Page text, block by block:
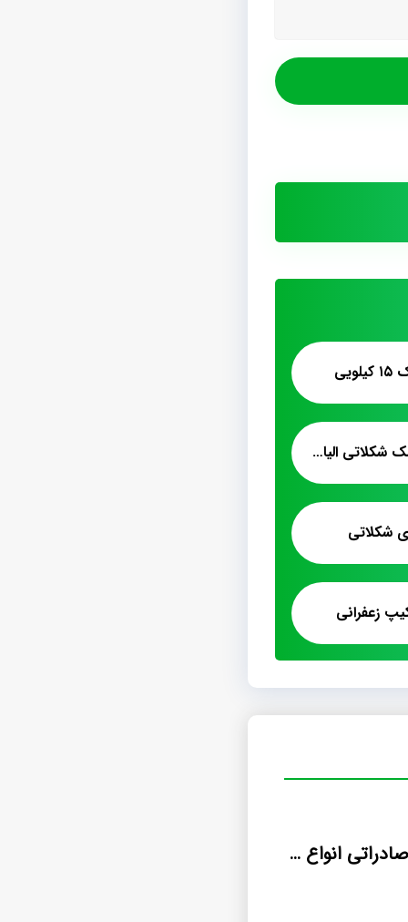
فروش صادراتی پشمک شکلاتی الیافی به امارات
شکلاتی
زعفرانی
سفارش تولید صادراتی انواع پشمک الیافی